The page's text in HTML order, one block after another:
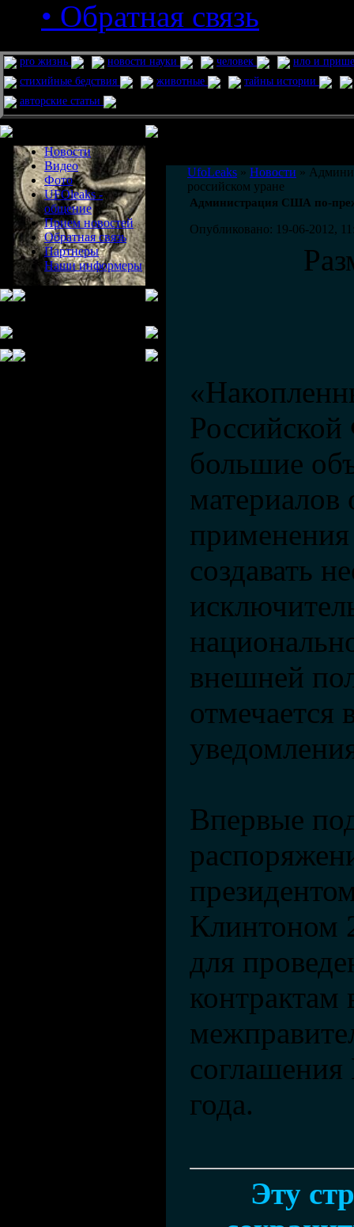
• Обратная связь
pro жизнь новости науки человек
нло и
стихийные бедствия
животные
тайны истории
авторские статьи
Новости
Видео
Фото
UFOleaks -
общение
Прием новостей
Обратная связь
Партнеры
Наши информеры
UfoLeaks » Новости »
российском уране
Администрация США по-
Опубликовано: 19-06-2012,
большие
материалов
создавать
внешней
отмечается
Впервые
Клинтоном
для
контрактам
года.
Эту